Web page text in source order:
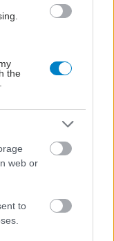
the
web or
to